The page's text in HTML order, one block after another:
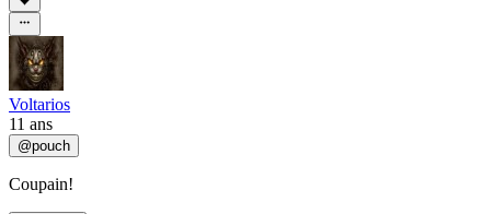
Voltarios
11 ans
@pouch
Coupain!